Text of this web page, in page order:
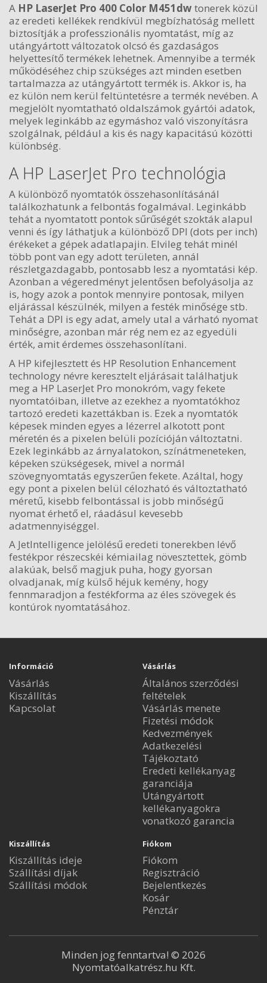
A HP LaserJet Pro 400 Color M451dwtonerek közül
az eredeti kellékek rendkívül megbízhatóság mellett
biztosítják a professzionális nyomtatást, míg az
utángyártott változatok olcsó és gazdaságos
helyettesítő termékek lehetnek. Amennyibe a termék
működéséhez chip szükséges azt minden esetben
tartalmazza az utángyártott termék is. Akkor is, ha
ez külön nem kerül feltüntetésre a termék nevében. A
megjelölt nyomtatható oldalszámok gyártói adatok,
melyek leginkább az egymáshoz való viszonyításra
szolgálnak, például a kis és nagy kapacitású közötti
különbség.
A HP LaserJet Pro technológia
A különböző nyomtatók összehasonlításánál
találkozhatunk a felbontás fogalmával. Leginkább
tehát a nyomtatott pontok sűrűségét szokták alapul
venni és így láthatjuk a különböző DPI (dots per inch)
érékeket a gépek adatlapajin. Elvileg tehát minél
több pont van egy adott területen, annál
részletgazdagabb, pontosabb lesz a nyomtatási kép.
Azonban a végeredményt jelentősen befolyásolja az
is, hogy azok a pontok mennyire pontosak, milyen
eljárással készülnék, milyen a festék minősége stb.
Tehát a DPI is egy adat, amely utal a várható nyomat
minőségre, azonban már rég nem ez az egyedüli
érték, amit érdemes összehasonlítani.
A HP kifejlesztett és HP Resolution Enhancement
technology névre keresztelt eljárásait találhatjuk
meg a HP LaserJet Pro monokróm, vagy fekete
nyomtatóiban, illetve az ezekhez a nyomtatókhoz
tartozó eredeti kazettákban is. Ezek a nyomtatók
képesek minden egyes a lézerrel alkotott pont
méretén és a pixelen belüli pozícióján változtatni.
Ezek leginkább az árnyalatokon, színátmeneteken,
képeken szükségesek, mivel a normál
szövegnyomtatás egyszerűen fekete. Azáltal, hogy
egy pont a pixelen belül célozható és változtatható
méretű, kisebb felbontással is jobb minőségű
nyomat érhető el, ráadásul kevesebb
adatmennyiséggel.
A JetIntelligence jelölésű eredeti tonerekben lévő
festékpor részecskéi kémiailag növesztettek, gömb
alakúak, belső magjuk puha, hogy gyorsan
olvadjanak, míg külső héjuk kemény, hogy
fennmaradjon a festékforma az éles szövegek és
kontúrok nyomtatásához.
Információ
Vásárlás
Kiszállítás
Kapcsolat
Vásárlás
Általános szerződési
feltételek
Vásárlás menete
Fizetési módok
Kedvezmények
Adatkezelési
Tájékoztató
Eredeti kellékanyag
garanciája
Utángyártott
kellékanyagokra
vonatkozó garancia
Kiszállítás
Kiszállítás ideje
Szállítási díjak
Szállítási módok
Fiókom
Fiókom
Regisztráció
Bejelentkezés
Kosár
Pénztár
Minden jog fenntartva! © 2026
Nyomtatóalkatrész.hu Kft.